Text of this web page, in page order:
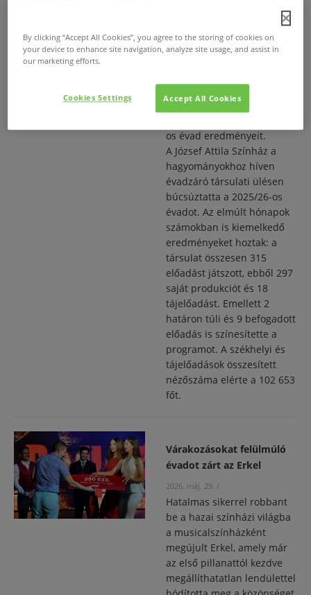
2026. jún. 18. /
elismerések, a József Attila
Színház társulata évadzáró
os évad eredményeit.
A József Attila Színház a
hagyományokhoz híven
évadzáró társulati ülésen
búcsúztatta a 2025/26-os
évadot. Az elmúlt hónapok
számokban is kiemelkedő
eredményeket hoztak: a
társulat összesen 315
előadást játszott, ebből 297
saját produkciót és 18
tájelőadást. Emellett 2
határon túli és 9 befogadott
előadás is színesítette a
programot. A székhelyi és
tájelőadások összesített
nézőszáma elérte a 102 653
főt.
Várakozásokat felülmúló
évadot zárt az Erkel
2026. máj. 29. /
Hatalmas sikerrel robbant
be a hazai színházi világba
a musicalszínházként
megújult Erkel, amely már
az első pillanattól kezdve
megállíthatatlan lendülettel
By clicking “Accept All Cookies”, you agree to the storing of cookies on
your device to enhance site navigation, analyze site usage, and assist in
our marketing efforts.
Accept All Cookies
Cookies Settings